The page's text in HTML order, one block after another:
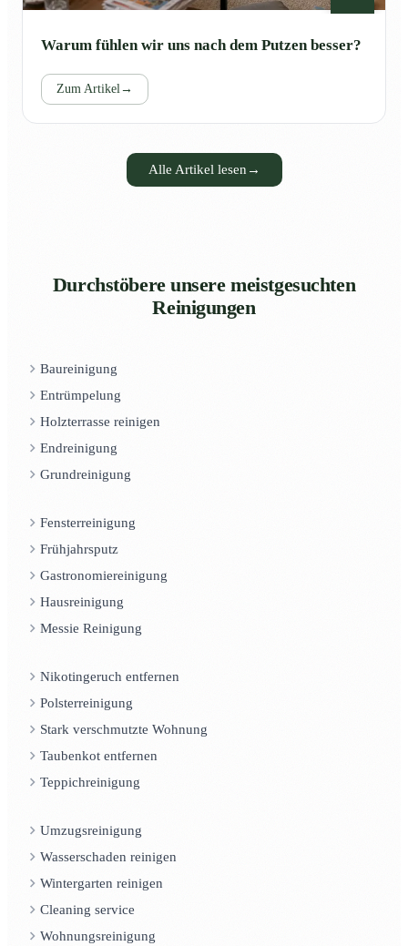
Warum fühlen wir uns nach dem Putzen besser?
Zum Artikel →
Alle Artikel lesen →
Durchstöbere unsere meistgesuchten
Reinigungen
Baureinigung
Entrümpelung
Holzterrasse reinigen
Endreinigung
Grundreinigung
Fensterreinigung
Frühjahrsputz
Gastronomiereinigung
Hausreinigung
Messie Reinigung
Nikotingeruch entfernen
Polsterreinigung
Stark verschmutzte Wohnung
Taubenkot entfernen
Teppichreinigung
Umzugsreinigung
Wasserschaden reinigen
Wintergarten reinigen
Cleaning service
Wohnungsreinigung